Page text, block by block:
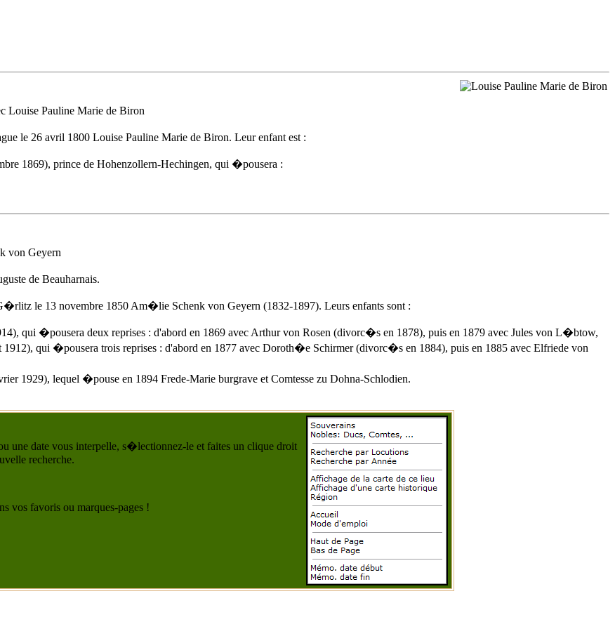
Louise Pauline Marie de Biron
le 26 avril 1800 Louise Pauline Marie de Biron. Leur enfant est :
1869), prince de Hohenzollern-Hechingen, qui �pousera :
von Geyern
de Beauharnais.
le 13 novembre 1850 Am�lie Schenk von Geyern (1832-1897). Leurs enfants sont :
qui �pousera deux reprises : d'abord en 1869 avec Arthur von Rosen (divorc�s en 1878), puis en 1879 avec Jules von L�btow,
qui �pousera trois reprises : d'abord en 1877 avec Doroth�e Schirmer (divorc�s en 1884), puis en 1885 avec Elfriede von
1929), lequel �pouse en 1894 Frede-Marie burgrave et Comtesse zu Dohna-Schlodien.
une date vous interpelle, s�lectionnez-le et faites un clique droit
recherche.
vos favoris ou marques-pages !